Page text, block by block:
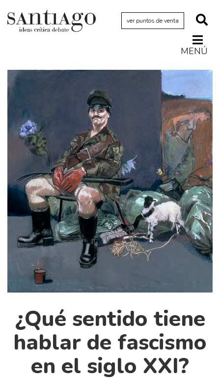
ver puntos de venta
MENÚ
Actualidad
Archivo Cenfoto-UDP
Arquetipos de situación
Artes visuales
Ciencia
Cine y televisión
Ciudad
Cómics
Críticas
Cultura
Diccionario portátil de la literatura chilena
Fragmentos
Gran reserva
Historia material de los libros
Lagunas mentales
Libros
Libros usados
¿Qué sentido tiene
hablar de fascismo
en el siglo XXI?